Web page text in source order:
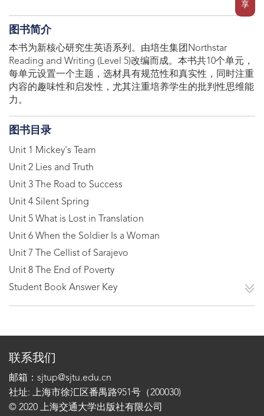
享
图书简介
本书为新核心研究生英语系列。由培生集团Northstar
Reading and Writing (Level 5)改编而成。本书共10个单元，
每单元设置一个主题，选材具有规范性和真实性，同时注重
内容的趣味性和启发性，尤其注重培养学生的批判性思维能
力。​
图书目录
Unit 1 Mickey's Team
Unit 2 Lies and Truth
Unit 3 The Road to Success
Unit 4 Silent Spring
Unit 5 What is Lost in Translation
Unit 6 When the Soldier Is a Woman
Unit 7 The Cellist of Sarajevo
Unit 8 The End of Poverty
Student Book Answer Key
联系我们
邮箱：sjtup@sjtu.edu.cn
社址: 上海市徐汇区番禺路951号（200030)
© 2020 上海交通大学出版社有限公司